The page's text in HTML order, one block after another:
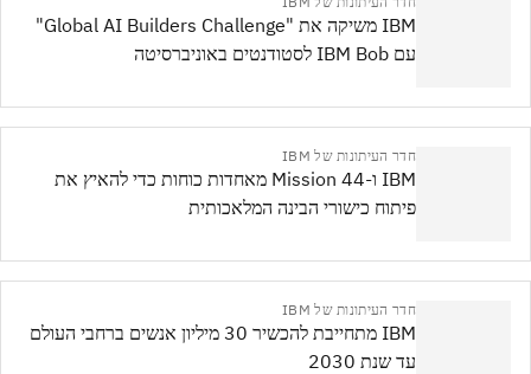
IBM משיקה את "Global AI Builders Challenge"
עם IBM Bob לסטודנטים באוניברסיטה
חדר העיתונות של IBM
IBM ו-Mission 44 מאחדות כוחות כדי להאיץ את
פיתוח כישורי הבינה המלאכותית
חדר העיתונות של IBM
IBM מתחייבת להכשיר 30 מיליון אנשים ברחבי העולם
עד שנת 2030